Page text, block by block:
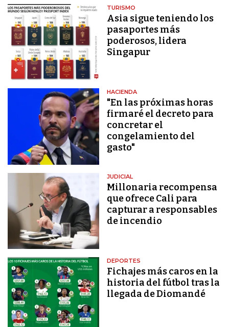
TURISMO
Asia sigue teniendo los
pasaportes más
poderosos, lidera
Singapur
HACIENDA
"En las próximas horas
firmaré el decreto para
concretar el
congelamiento del
gasto"
JUDICIAL
Millonaria recompensa
que ofrece Cali para
capturar a responsables
de incendio
DEPORTES
Fichajes más caros en la
historia del fútbol tras la
llegada de Diomandé